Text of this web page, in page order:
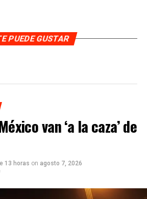
PUEDE GUSTAR
van ‘a la caza’ de
13 horas on agosto 7, 2026